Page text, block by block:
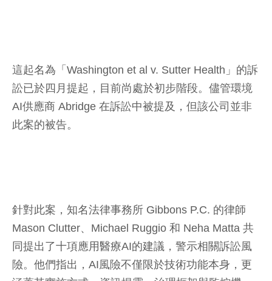
這起名為「Washington et al v. Sutter Health」的訴
訟已於四月提起，目前尚處於初步階段。儘管環境
AI供應商 Abridge 在訴訟中被提及，但該公司並非
此案的被告。
針對此案，知名法律事務所 Gibbons P.C. 的律師
Mason Clutter、Michael Ruggio 和 Neha Matta 共
同提出了十項應用醫療AI的建議，警示相關訴訟風
險。他們指出，AI風險不僅限於技術功能本身，更